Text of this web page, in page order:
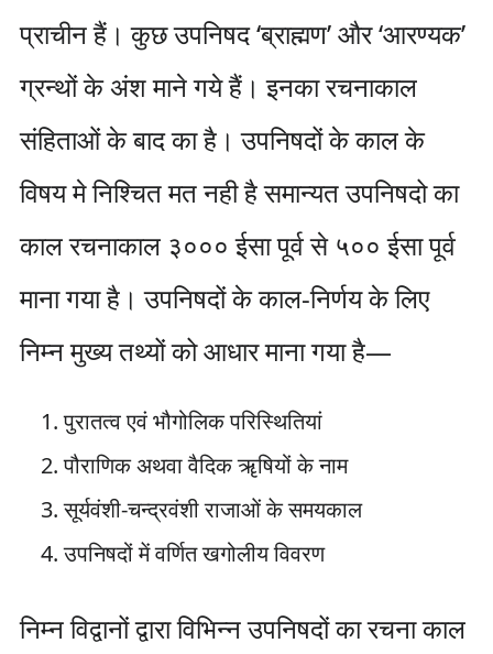
प्राचीन हैं। कुछ उपनिषद ‘ब्राह्मण’ और ‘आरण्यक’
ग्रन्थों के अंश माने गये हैं। इनका रचनाकाल
संहिताओं के बाद का है। उपनिषदों के काल के
विषय मे निश्चित मत नही है समान्यत उपनिषदो का
काल रचनाकाल ३००० ईसा पूर्व से ५०० ईसा पूर्व
माना गया है। उपनिषदों के काल-निर्णय के लिए
निम्न मुख्य तथ्यों को आधार माना गया है—
पुरातत्व एवं भौगोलिक परिस्थितियां
पौराणिक अथवा वैदिक ॠषियों के नाम
सूर्यवंशी-चन्द्रवंशी राजाओं के समयकाल
उपनिषदों में वर्णित खगोलीय विवरण
निम्न विद्वानों द्वारा विभिन्न उपनिषदों का रचना काल